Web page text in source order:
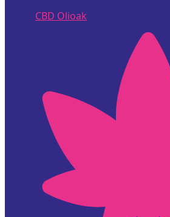
CBD Olioak